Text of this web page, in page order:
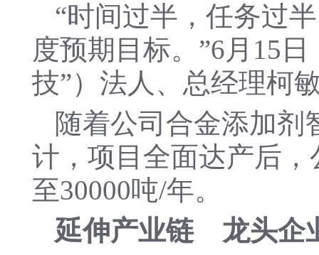
“时间过半，任务过
度预期目标。”6月15
技”）法人、总经理柯
随着公司合金添加剂
计，项目全面达产后
至30000吨/年。
延伸产业链 龙头企